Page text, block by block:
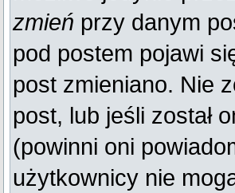
zmień przy danym
pod postem pojawi
post zmieniano. Nie
post, lub jeśli został
(powinni oni
użytkownicy nie